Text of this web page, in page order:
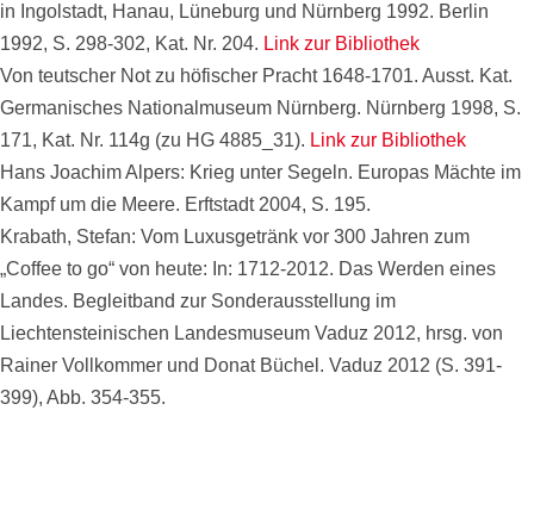
in Ingolstadt, Hanau, Lüneburg und Nürnberg 1992. Berlin
1992, S. 298-302, Kat. Nr. 204. Link zur Bibliothek
Von teutscher Not zu höfischer Pracht 1648-1701. Ausst. Kat.
Germanisches Nationalmuseum Nürnberg. Nürnberg 1998, S.
171, Kat. Nr. 114g (zu HG 4885_31). Link zur Bibliothek
Hans Joachim Alpers: Krieg unter Segeln. Europas Mächte im
Kampf um die Meere. Erftstadt 2004, S. 195.
Krabath, Stefan: Vom Luxusgetränk vor 300 Jahren zum
„Coffee to go“ von heute: In: 1712-2012. Das Werden eines
Landes. Begleitband zur Sonderausstellung im
Liechtensteinischen Landesmuseum Vaduz 2012, hrsg. von
Rainer Vollkommer und Donat Büchel. Vaduz 2012 (S. 391-
399), Abb. 354-355.